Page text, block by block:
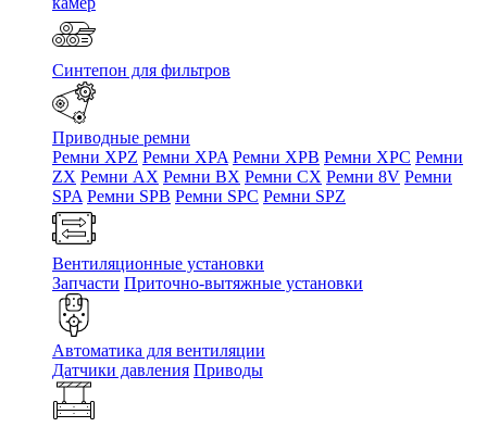
Синтепон для фильтров
Приводные ремни
Ремни XPZ Ремни XPA Ремни XPB Ремни XPC Ремни
ZX Ремни AX Ремни BX Ремни CX Ремни 8V Ремни
SPA Ремни SPB Ремни SPC Ремни SPZ
Вентиляционные установки
Запчасти Приточно-вытяжные установки
Автоматика для вентиляции
Датчики давления Приводы